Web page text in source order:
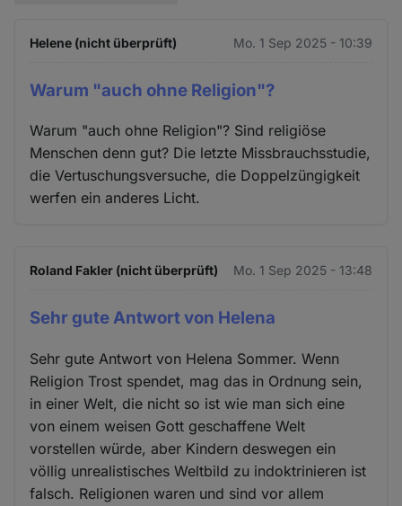
Helene (nicht überprüft) Mo. 1 Sep 2025 - 10:39
Warum "auch ohne Religion"?
Warum "auch ohne Religion"? Sind religiöse
Menschen denn gut? Die letzte Missbrauchsstudie,
die Vertuschungsversuche, die Doppelzüngigkeit
werfen ein anderes Licht.
Roland Fakler (nicht überprüft) Mo. 1 Sep 2025 - 13:48
Sehr gute Antwort von Helena
Sehr gute Antwort von Helena Sommer. Wenn
Religion Trost spendet, mag das in Ordnung sein,
in einer Welt, die nicht so ist wie man sich eine
von einem weisen Gott geschaffene Welt
vorstellen würde, aber Kindern deswegen ein
völlig unrealistisches Weltbild zu indoktrinieren ist
falsch. Religionen waren und sind vor allem